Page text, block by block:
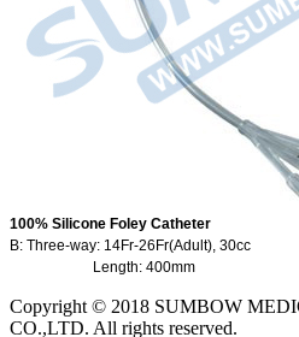
100% Silicone Foley Catheter
B: Three-way: 14Fr-26Fr(Adult), 30cc
Length: 400mm
Copyright © 2018 SUMBOW
CO.,LTD. All rights reserved.